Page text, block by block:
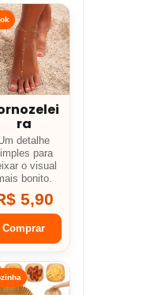
ra
detalhe
para
o visual
bonito.
5,90
Comprar